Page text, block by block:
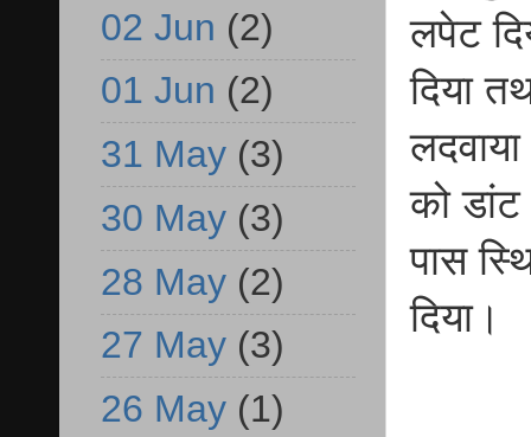
लपेट
दिया
को
पास
दिया।
02 Jun (2)
01 Jun (2)
31 May (3)
30 May (3)
28 May (2)
27 May (3)
26 May (1)